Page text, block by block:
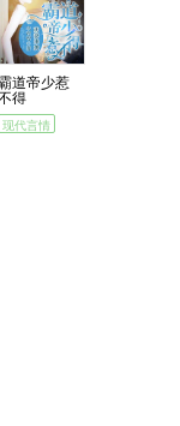
道帝少惹
得
现代言情